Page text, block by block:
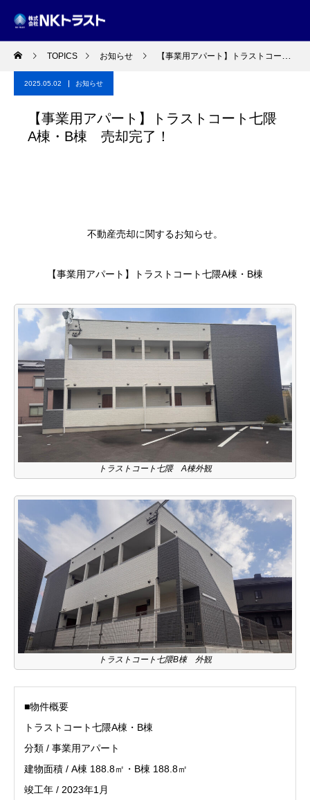
TOPICS お知らせ 【事業用アパート】トラストコート七隈A棟・B棟 売却完了！
2025.05.02 お知らせ
【事業用アパート】トラストコート七隈
A棟・B棟 売却完了！
不動産売却に関するお知らせ。
【事業用アパート】トラストコート七隈A棟・B棟
トラストコート七隈 A棟外観
トラストコート七隈B棟 外観
■物件概要
トラストコート七隈A棟・B棟
分類 / 事業用アパート
建物面積 / A棟 188.8㎡・B棟 188.8㎡
竣工年 / 2023年1月